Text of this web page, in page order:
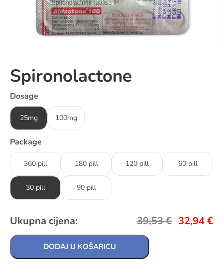
Spironolactone
Dosage
25mg 100mg
Package
360 pill 180 pill 120 pill 60 pill
30 pill 90 pill
Ukupna cijena: 39,53€ 32,94€
DODAJ U KOŠARICU